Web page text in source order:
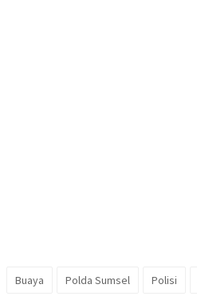
Buaya Polda Sumsel Polisi